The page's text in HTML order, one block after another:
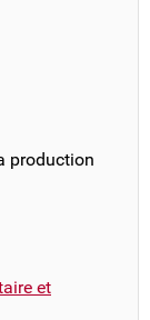
production
et